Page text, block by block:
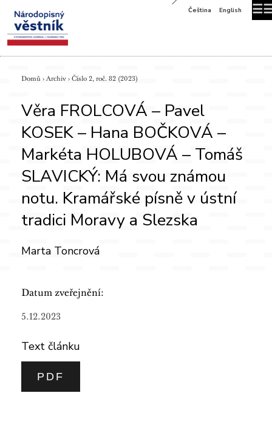
☰
Čeština English
Domů › Archiv › Číslo 2, roč. 82 (2023)
Věra FROLCOVÁ – Pavel
KOSEK – Hana BOČKOVÁ –
Markéta HOLUBOVÁ – Tomáš
SLAVICKÝ: Má svou známou
notu. Kramářské písně v ústní
tradici Moravy a Slezska
Marta Toncrová
Datum zveřejnění:
5.12.2023
Text článku
PDF